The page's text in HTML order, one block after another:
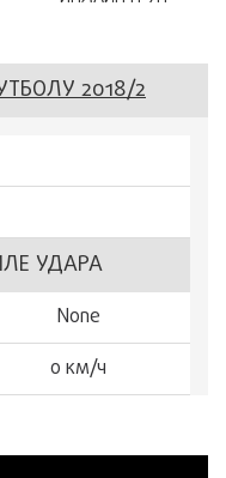
2018/2
УДАРА
None
0 км/ч